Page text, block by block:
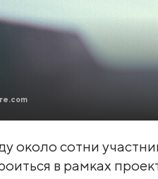
около сотни
в рамках